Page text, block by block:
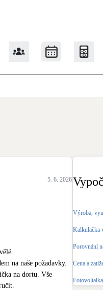
5. 6. 2026
na naše požadavky.
na dortu. Vše
Výroba,
Kalkulačka
Porovnání
Cena a